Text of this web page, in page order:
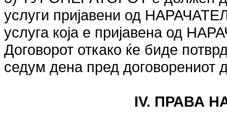
услуги пријавени од
услуга која е пријавена од
Договорот откако ќе биде
седум дена пред договорениот
IV. ПРАВА